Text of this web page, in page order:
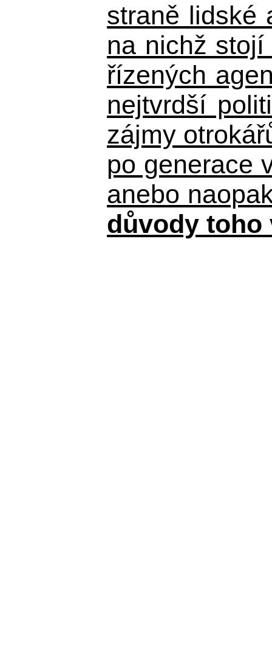
straně lidské
na nichž
řízených
nejtvrdší
zájmy
po generace
anebo
důvody toho